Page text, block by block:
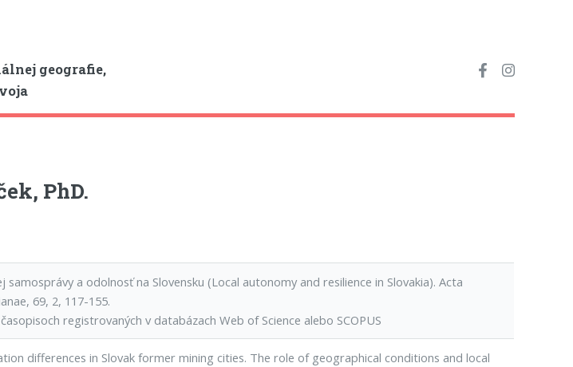
geografie,
PhD.
samosprávy a odolnosť na Slovensku (Local autonomy and resilience in Slovakia). Acta
69, 2, 117-155.
registrovaných v databázach Web of Science alebo SCOPUS
differences in Slovak former mining cities. The role of geographical conditions and local